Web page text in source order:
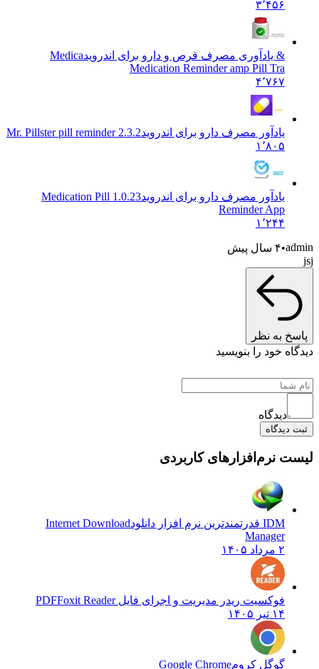
& یادآوری مصرف قرص و دارو برای اندروید Medica
Medication Reminder amp Pill Tra
یادآور مصرف دارو برای اندروید Mr. Pillster pill reminder 2.3.2
یادآور مصرف دارو برای اندروید
1.0.23 Medication Pill
Reminder App
۴ سال پیش
به نظر
خود را بنویسید
نرم‌افزارهای کاربردی
Internet Download
Manager
فوکسیت ریدر مدیریت و اجرای فایل PDFFoxit Reader
گوگل کروم Google Chrome